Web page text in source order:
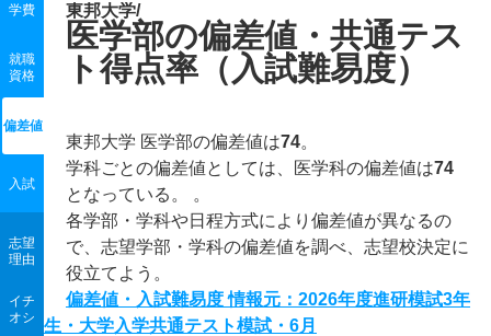
学費
就職
資格
偏差値
入試
志望
理由
イチ
オシ
東邦大学/
医学部の偏差値・共通テス
ト得点率（入試難易度）
東邦大学 医学部の偏差値は74。
学科ごとの偏差値としては、医学科の偏差値は74
となっている。 。
各学部・学科や日程方式により偏差値が異なるの
で、志望学部・学科の偏差値を調べ、志望校決定に
役立てよう。
偏差値・入試難易度 情報元：2026年度進研模試3年
生・大学入学共通テスト模試・6月